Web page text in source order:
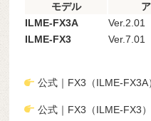
モデル
ILME-FX3A
Ver.2.01
ILME-FX3
Ver.7.01
公式｜FX3（ILME-FX3A
公式｜FX3（ILME-FX3